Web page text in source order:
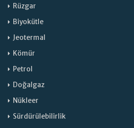
Rüzgar
Biyokütle
Jeotermal
Kömür
Petrol
Doğalgaz
Nükleer
Sürdürülebilirlik